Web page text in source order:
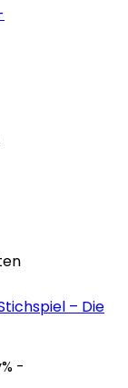
– Die